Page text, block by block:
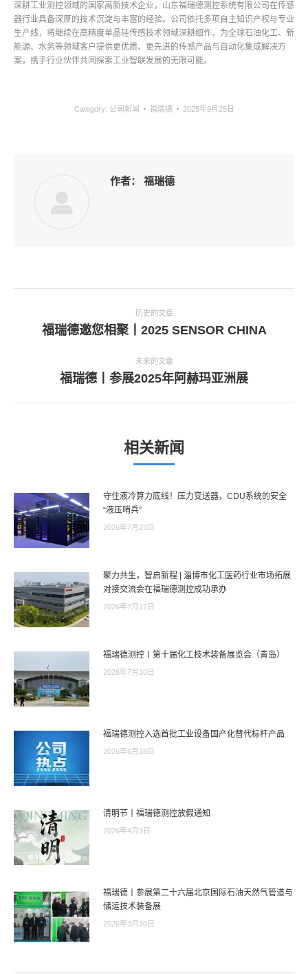
深耕工业测控领域的国家高新技术企业，山东福瑞德测控系统有限公司在传感
器行业具备深厚的技术沉淀与丰富的经验。公司依托多项自主知识产权与专业
生产线，将继续在高精度单晶硅传感技术领域深耕细作，为全球石油化工、新
能源、水务等领域客户提供更优质、更先进的传感产品与自动化集成解决方
案，携手行业伙伴共同探索工业智联发展的无限可能。
Category: 公司新闻 福瑞德 2025年9月25日
作者： 福瑞德
历史的文章
历
的
章：
福瑞德邀您相聚丨2025 SENSOR CHINA
未来的文章
未
的
福瑞德丨参展2025年阿赫玛亚洲展
相关新闻
守住液冷算力底线！压力变送器，CDU系统的安全
“液压哨兵”
2026年7月23日
聚力共生，智启新程 | 淄博市化工医药行业市场拓展
对接交流会在福瑞德测控成功承办
2026年7月17日
福瑞德测控丨第十届化工技术装备展览会（青岛）
2026年7月10日
福瑞德测控入选首批工业设备国产化替代标杆产品
2026年6月18日
清明节丨福瑞德测控放假通知
2026年4月3日
福瑞德丨参展第二十六届北京国际石油天然气管道与
储运技术装备展
2026年3月30日